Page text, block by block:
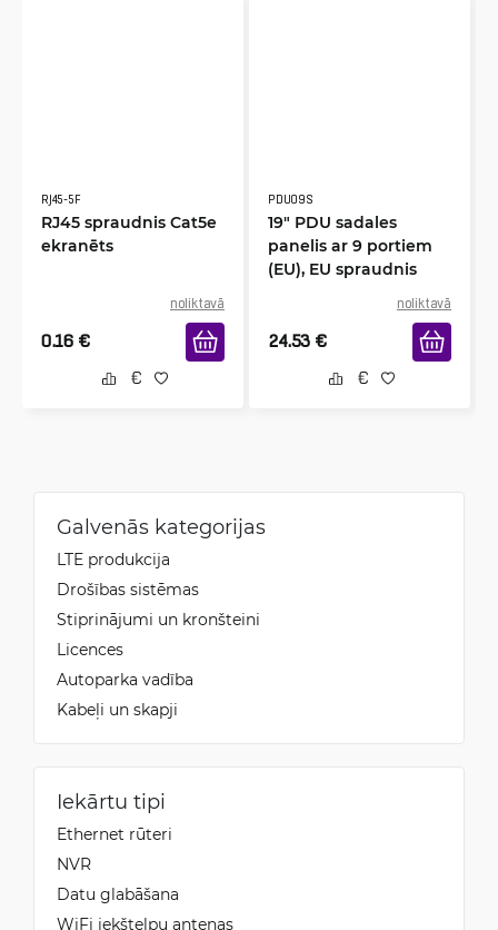
RJ45-5F
RJ45 spraudnis Cat5e
ekranēts
noliktavā
0.16 €
PDU09S
19" PDU sadales
panelis ar 9 portiem
(EU), EU spraudnis
noliktavā
24.53 €
Galvenās kategorijas
LTE produkcija
Drošības sistēmas
Stiprinājumi un kronšteini
Licences
Autoparka vadība
Kabeļi un skapji
Iekārtu tipi
Ethernet rūteri
NVR
Datu glabāšana
WiFi iekštelpu antenas